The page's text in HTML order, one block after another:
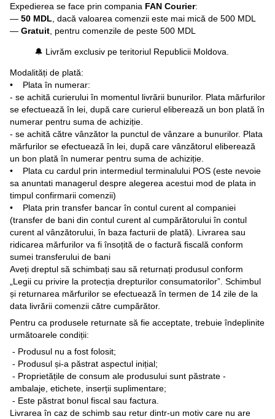
Expedierea se face prin compania FAN Courier:
— 50 MDL , dacă valoarea comenzii este mai mică de 500 MDL
— Gratuit , pentru comenzile de peste 500 MDL
🔔 Livrăm exclusiv pe teritoriul Republicii Moldova.
Modalități de plată:
• Plata în numerar:
- se achită curierului în momentul livrării bunurilor. Plata mărfurilor
se efectuează în lei, după care curierul eliberează un bon plată în
numerar pentru suma de achiziție.
- se achită către vânzător la punctul de vânzare a bunurilor. Plata
mărfurilor se efectuează în lei, după care vânzătorul eliberează
un bon plată în numerar pentru suma de achiziție.
• Plata cu cardul prin intermediul terminalului POS (este nevoie
sa anuntati managerul despre alegerea acestui mod de plata in
timpul confirmarii comenzii)
• Plata prin transfer bancar în contul curent al companiei
(transfer de bani din contul curent al cumpărătorului în contul
curent al vânzătorului, în baza facturii de plată). Livrarea sau
ridicarea mărfurilor va fi însoțită de o factură fiscală conform
sumei transferului de bani
Aveți dreptul să schimbați sau să returnați produsul conform
„Legii cu privire la protecția drepturilor consumatorilor”. Schimbul
și returnarea mărfurilor se efectuează în termen de 14 zile de la
data livrării comenzii către cumpărător.
Pentru ca produsele returnate să fie acceptate, trebuie îndeplinite
următoarele condiții:
- Produsul nu a fost folosit;
- Produsul și-a păstrat aspectul inițial;
- Proprietățile de consum ale produsului sunt păstrate -
ambalaje, etichete, inserții suplimentare;
- Este păstrat bonul fiscal sau factura.
Livrarea în caz de schimb sau retur dintr-un motiv care nu are